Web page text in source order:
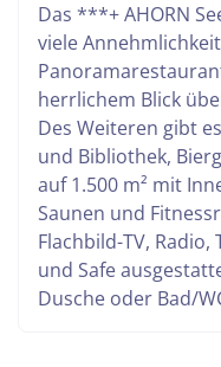
Boizenburg nach
und ihre
erkunden.
Hakenterrasse aus
Schloss der
mit einer
Geschichte.
Das ***+ AHORN
viele
herrlichem Blick
Des Weiteren gibt
und Bibliothek,
auf 1.500 m² mit
Saunen und
Flachbild-TV,
und Safe
Dusche oder Bad/